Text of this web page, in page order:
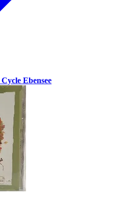
Ebensee